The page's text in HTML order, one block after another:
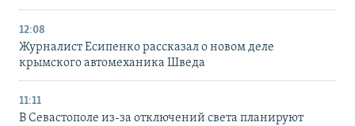
12:08
Журналист Есипенко рассказал о новом деле
крымского автомеханика Шведа
11:11
В Севастополе из-за отключений света планируют